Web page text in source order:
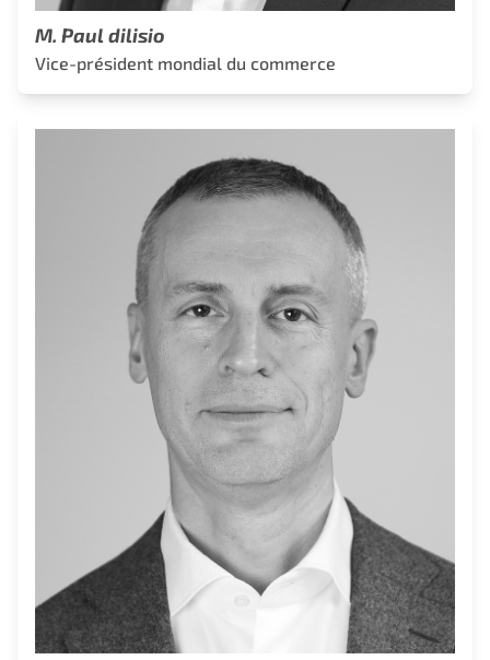
M. Paul dilisio
Vice-président mondial du commerce